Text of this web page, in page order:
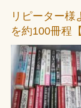
リピーター様
を約100冊程